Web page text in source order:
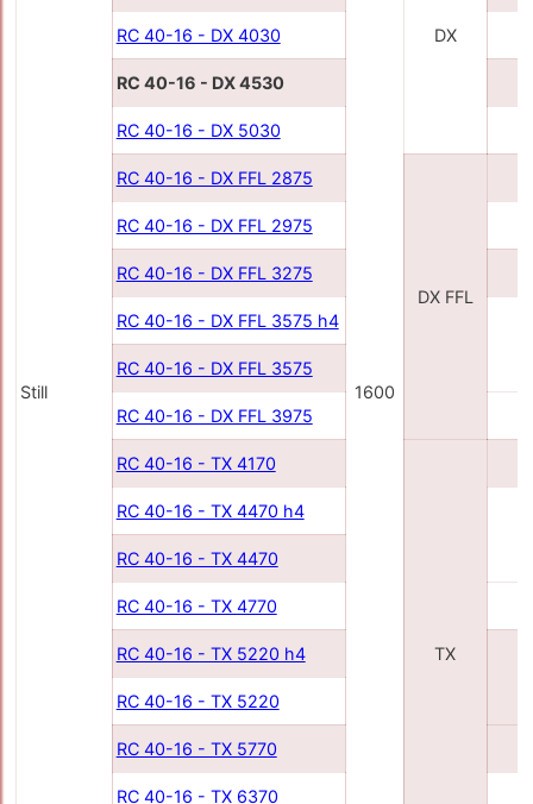
Still 1600
DX
RC 40-16 - DX 4030
RC 40-16 - DX 4530
RC 40-16 - DX 5030
RC 40-16 - DX FFL 2875
DX FFL
RC 40-16 - DX FFL 2975
RC 40-16 - DX FFL 3275
RC 40-16 - DX FFL 3575 h4
RC 40-16 - DX FFL 3575
RC 40-16 - DX FFL 3975
RC 40-16 - TX 4170
TX
RC 40-16 - TX 4470 h4
RC 40-16 - TX 4470
RC 40-16 - TX 4770
RC 40-16 - TX 5220 h4
RC 40-16 - TX 5220
RC 40-16 - TX 5770
RC 40-16 - TX 6370